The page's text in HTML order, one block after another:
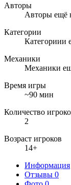
Авторы
Авторы ещё
Категории
Категориии
Механики
Механики
Время игры
~90 мин
Количество
2
Возраст игроков
14+
Информация
Отзывы 0